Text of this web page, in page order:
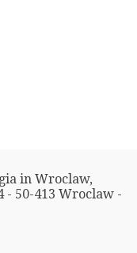
in Wroclaw,
- 50-413 Wroclaw -